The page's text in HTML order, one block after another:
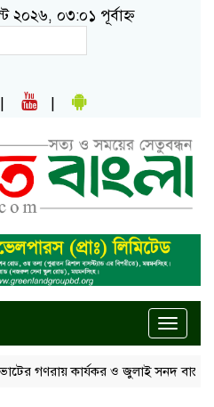
২০২৬, ০৩:০১ পূর্বাহ্ন
Toggle
কার্যকর ও জুলাই সনদ বাস্তবায়নের